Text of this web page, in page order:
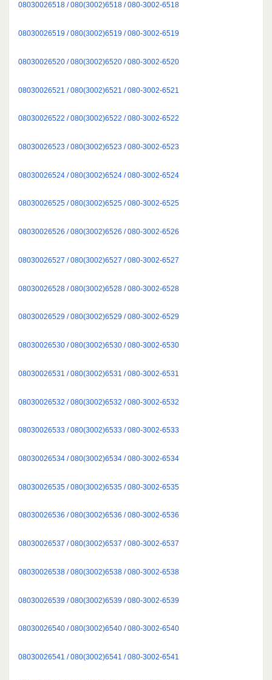
08030026518 / 080(3002)6518 / 080-3002-6518
08030026519 / 080(3002)6519 / 080-3002-6519
08030026520 / 080(3002)6520 / 080-3002-6520
08030026521 / 080(3002)6521 / 080-3002-6521
08030026522 / 080(3002)6522 / 080-3002-6522
08030026523 / 080(3002)6523 / 080-3002-6523
08030026524 / 080(3002)6524 / 080-3002-6524
08030026525 / 080(3002)6525 / 080-3002-6525
08030026526 / 080(3002)6526 / 080-3002-6526
08030026527 / 080(3002)6527 / 080-3002-6527
08030026528 / 080(3002)6528 / 080-3002-6528
08030026529 / 080(3002)6529 / 080-3002-6529
08030026530 / 080(3002)6530 / 080-3002-6530
08030026531 / 080(3002)6531 / 080-3002-6531
08030026532 / 080(3002)6532 / 080-3002-6532
08030026533 / 080(3002)6533 / 080-3002-6533
08030026534 / 080(3002)6534 / 080-3002-6534
08030026535 / 080(3002)6535 / 080-3002-6535
08030026536 / 080(3002)6536 / 080-3002-6536
08030026537 / 080(3002)6537 / 080-3002-6537
08030026538 / 080(3002)6538 / 080-3002-6538
08030026539 / 080(3002)6539 / 080-3002-6539
08030026540 / 080(3002)6540 / 080-3002-6540
08030026541 / 080(3002)6541 / 080-3002-6541